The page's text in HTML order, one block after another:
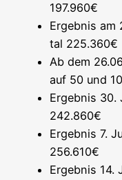
197.960€
Ergeb­nis
tal 225.360€
Ab dem
auf 50 und
Ergeb­nis 30.
242.860€
Ergeb­nis 7.
256.610€
Ergeb­nis 14.